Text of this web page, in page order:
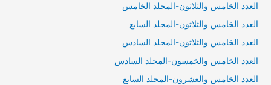
العدد الخامس والثلاثون-المجلد الخامس
العدد الخامس والثلاثون-المجلد السابع
العدد الخامس والثلاثون-المجلد السادس
العدد الخامس والخمسون-المجلد السادس
العدد الخامس والعشرون-المجلد السابع